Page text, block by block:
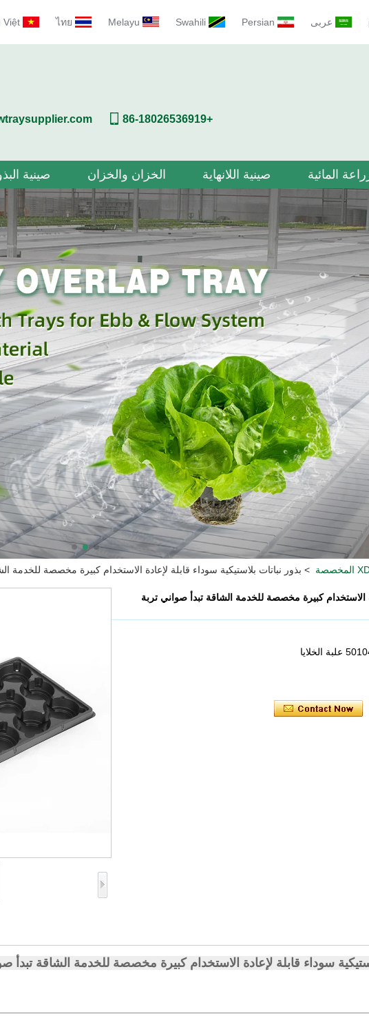
عربى Persian
Swahili
Melayu
ไทย
Việt
+86-18026536919
المائية صينية اللانهاية الخزان والخزان صينية
> بذور نباتات بلاستيكية سوداء قابلة لإعادة الاستخدام كبيرة مخصصة للخدمة
الاستخدام كبيرة مخصصة للخدمة الشاقة تبدأ صواني تربة
سوداء قابلة لإعادة الاستخدام كبيرة مخصصة للخدمة الشاقة تبدأ